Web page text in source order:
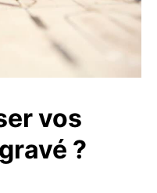
vos
?